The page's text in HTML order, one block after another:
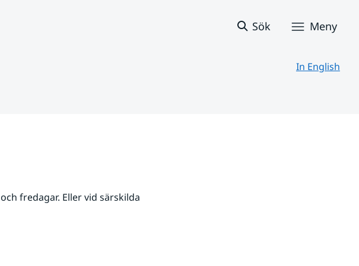
Sök Meny
In English
fredagar. Eller vid särskilda